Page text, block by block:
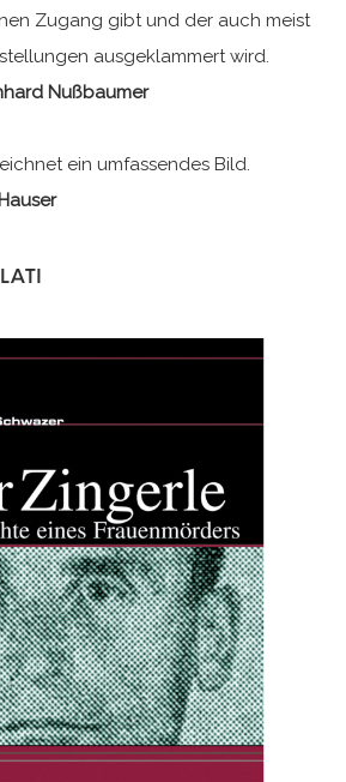
Zugang gibt und der auch meist
ausgeklammert wird.
Nußbaumer
ein umfassendes Bild.